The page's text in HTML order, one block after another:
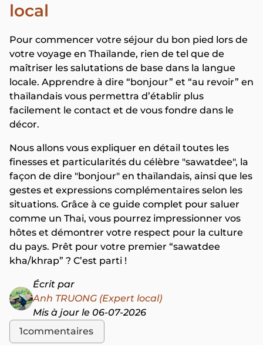
local
Pour commencer votre séjour du bon pied lors de
votre voyage en Thaïlande, rien de tel que de
maîtriser les salutations de base dans la langue
locale. Apprendre à dire “bonjour” et “au revoir” en
thaïlandais vous permettra d’établir plus
facilement le contact et de vous fondre dans le
décor.
Nous allons vous expliquer en détail toutes les
finesses et particularités du célèbre "sawatdee", la
façon de dire "bonjour" en thaïlandais, ainsi que les
gestes et expressions complémentaires selon les
situations. Grâce à ce guide complet pour saluer
comme un Thai, vous pourrez impressionner vos
hôtes et démontrer votre respect pour la culture
du pays. Prêt pour votre premier “sawatdee
kha/khrap” ? C’est parti !
Écrit par
Anh TRUONG (Expert local)
Mis à jour le 06-07-2026
1commentaires